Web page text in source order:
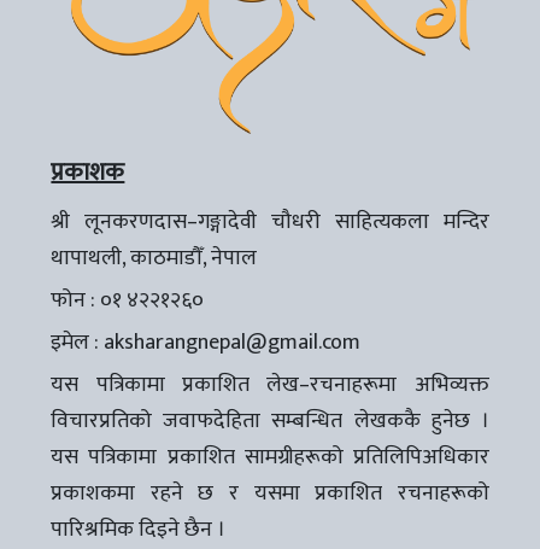
प्रकाशक
श्री लूनकरणदास–गङ्गादेवी चौधरी साहित्यकला मन्दिर
थापाथली, काठमाडौँ, नेपाल
फोन : ०१ ४२२१२६०
इमेल : aksharangnepal@gmail.com
यस पत्रिकामा प्रकाशित लेख–रचनाहरूमा अभिव्यक्त
विचारप्रतिको जवाफदेहिता सम्बन्धित लेखककै हुनेछ ।
यस पत्रिकामा प्रकाशित सामग्रीहरूको प्रतिलिपिअधिकार
प्रकाशकमा रहने छ र यसमा प्रकाशित रचनाहरूको
पारिश्रमिक दिइने छैन ।